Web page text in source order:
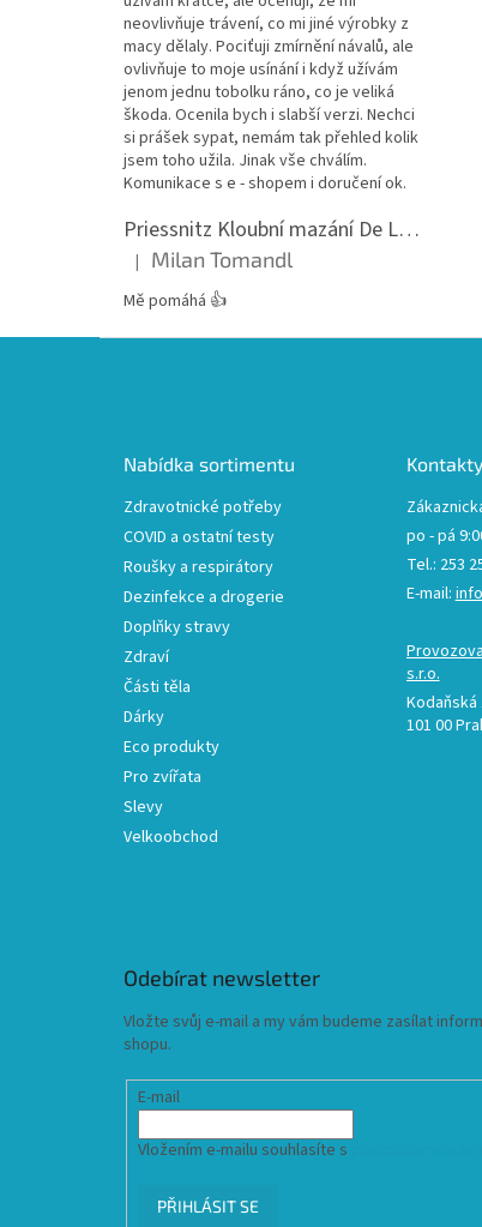
neovlivňuje trávení, co mi jiné výrobky z
macy dělaly. Pociťuji zmírnění návalů, ale
ovlivňuje to moje usínání i když užívám
jenom jednu tobolku ráno, co je veliká
škoda. Ocenila bych i slabší verzi. Nechci
si prášek sypat, nemám tak přehled kolik
jsem toho užila. Jinak vše chválím.
Komunikace s e - shopem i doručení ok.
Priessnitz Kloubní mazání De Luxe, 200ml
Hodnocení produktu je 5 z 5 hvězdiček.
| Milan Tomandl
Mě pomáhá 👍
Nabídka sortimentu
Zdravotnické potřeby
COVID a ostatní testy
Roušky a respirátory
Dezinfekce a drogerie
Doplňky stravy
Zdraví
Části těla
Dárky
Eco produkty
Pro zvířata
Slevy
Velkoobchod
Kontakty
po - pá
Tel.: 253
E-mail:
s.r.o.
Kodaňská
101 00
Odebírat newsletter
Vložte svůj e-mail a my vám budeme zasílat
shopu.
E-mail
Vložením e-mailu souhlasíte s
PŘIHLÁSIT SE